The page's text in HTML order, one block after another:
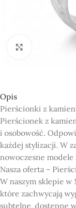
Click to
Opis
Pierścionki z
Pierścionek z
i osobowość.
każdej stylizacji. W
nowoczesne
Nasza oferta –
W naszym sklepie
które zachwycają
subtelne, dostępne